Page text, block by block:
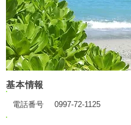
基本情報
電話番号 0997-72-1125